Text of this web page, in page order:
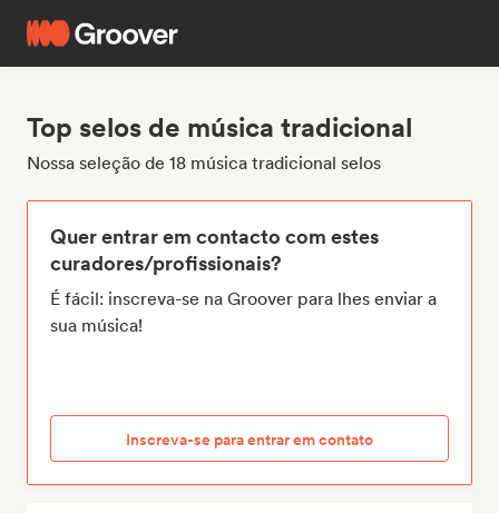
Top selos de música tradicional
Nossa seleção de 18 música tradicional selos
Quer entrar em contacto com estes
curadores/profissionais?
É fácil: inscreva-se na Groover para lhes enviar a
sua música!
Inscreva-se para entrar em contato